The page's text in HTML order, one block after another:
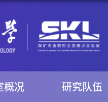
概况 研究队伍